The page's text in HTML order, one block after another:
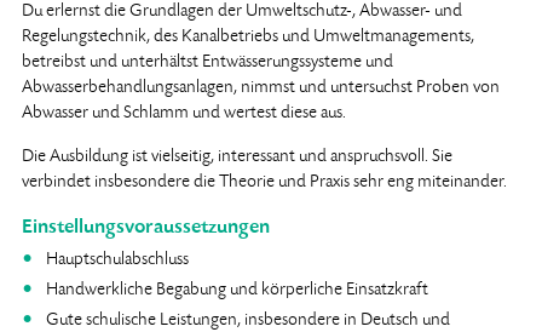
Du erlernst die Grundlagen der Umweltschutz-, Abwasser- und
Regelungstechnik, des Kanalbetriebs und Umweltmanagements,
betreibst und unterhältst Entwässerungssysteme und
Abwasserbehandlungsanlagen, nimmst und untersuchst Proben von
Abwasser und Schlamm und wertest diese aus.
Die Ausbildung ist vielseitig, interessant und anspruchsvoll. Sie
verbindet insbesondere die Theorie und Praxis sehr eng miteinander.
Einstellungsvoraussetzungen
Hauptschulabschluss
Handwerkliche Begabung und körperliche Einsatzkraft
Gute schulische Leistungen, insbesondere in Deutsch und